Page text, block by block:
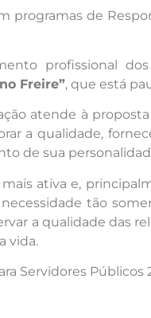
de
profissional
Freire”, que está
atende à
a qualidade,
de sua
ativa e,
tão
a qualidade das
vida.
Servidores Públicos